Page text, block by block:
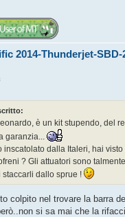
2014-Thunderjet-SBD-
è un kit stupendo, del
garanzia...
inscatolato dalla Italeri, hai
? Gli attuatori sono
dallo sprue !
colpito nel trovare la barra
si sa mai che la